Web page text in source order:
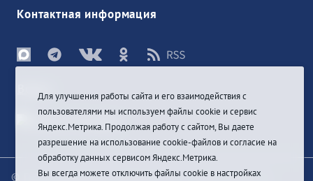
Контактная информация
Войти
© При цитировании информации с сайта ссылка на
Для улучшения работы сайта и его взаимодействия с
пользователями мы используем файлы cookie и сервис
Яндекс.Метрика. Продолжая работу с сайтом, Вы даете
разрешение на использование cookie-файлов и согласие на
обработку данных сервисом Яндекс.Метрика.
Вы всегда можете отключить файлы cookie в настройках